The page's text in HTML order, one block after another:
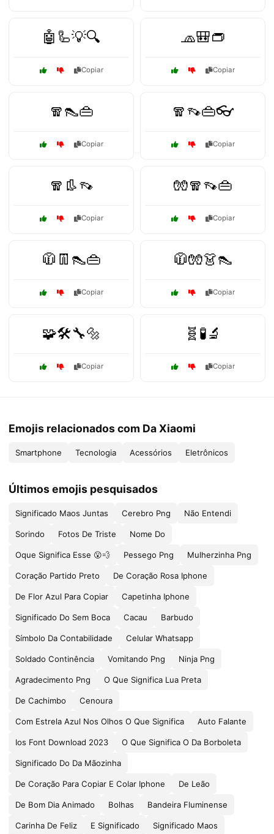
🤖🦾💡🔍
Copiar
🧢🎒👝
Copiar
🧣👠👜
Copiar
🧣👡👜👓
Copiar
🧣👢👡
Copiar
🧤🧣👡👜
Copiar
🧥👖👠👜
Copiar
🧥🧤👗👠
Copiar
🧩🛠️🔧🔩
Copiar
🧬🧪🔬
Copiar
Emojis relacionados com Da Xiaomi
Smartphone Tecnologia Acessórios Eletrônicos
Últimos emojis pesquisados
Significado Maos Juntas Cerebro Png Não Entendi
Sorindo Fotos De Triste Nome Do
Oque Significa Esse 😮💨 Pessego Png Mulherzinha Png
Coração Partido Preto De Coração Rosa Iphone
De Flor Azul Para Copiar Capetinha Iphone
Significado Do Sem Boca Cacau Barbudo
Símbolo Da Contabilidade Celular Whatsapp
Soldado Continência Vomitando Png Ninja Png
Agradecimento Png O Que Significa Lua Preta
De Cachimbo Cenoura
Com Estrela Azul Nos Olhos O Que Significa Auto Falante
Ios Font Download 2023 O Que Significa O Da Borboleta
Significado Do Da Mãozinha
De Coração Para Copiar E Colar Iphone De Leão
De Bom Dia Animado Bolhas Bandeira Fluminense
Carinha De Feliz E Significado Significado Maos